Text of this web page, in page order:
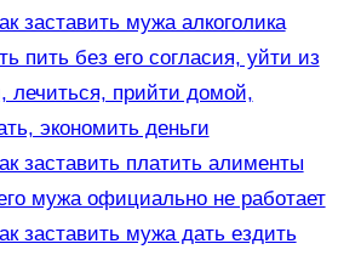
заставить мужа алкоголика
пить без его согласия, уйти из
лечиться, прийти домой,
экономить деньги
заставить платить алименты
мужа официально не работает
заставить мужа дать ездить